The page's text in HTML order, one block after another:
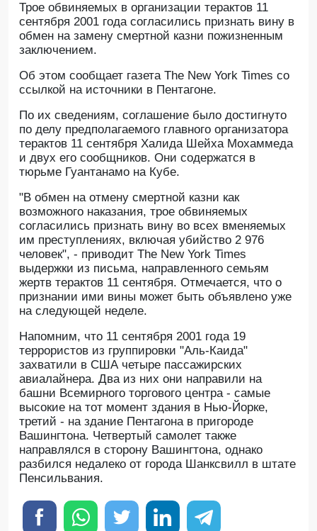
Трое обвиняемых в организации терактов 11
сентября 2001 года согласились признать вину в
обмен на замену смертной казни пожизненным
заключением.
Об этом сообщает газета The New York Times со
ссылкой на источники в Пентагоне.
По их сведениям, соглашение было достигнуто
по делу предполагаемого главного организатора
терактов 11 сентября Халида Шейха Мохаммеда
и двух его сообщников. Они содержатся в
тюрьме Гуантанамо на Кубе.
"В обмен на отмену смертной казни как
возможного наказания, трое обвиняемых
согласились признать вину во всех вменяемых
им преступлениях, включая убийство 2 976
человек", - приводит The New York Times
выдержки из письма, направленного семьям
жертв терактов 11 сентября. Отмечается, что о
признании ими вины может быть объявлено уже
на следующей неделе.
Напомним, что 11 сентября 2001 года 19
террористов из группировки "Аль-Каида"
захватили в США четыре пассажирских
авиалайнера. Два из них они направили на
башни Всемирного торгового центра - самые
высокие на тот момент здания в Нью-Йорке,
третий - на здание Пентагона в пригороде
Вашингтона. Четвертый самолет также
направлялся в сторону Вашингтона, однако
разбился недалеко от города Шанксвилл в штате
Пенсильвания.